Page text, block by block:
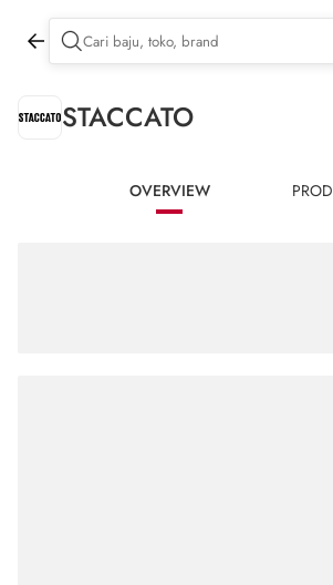
STACCATO
OVERVIEW